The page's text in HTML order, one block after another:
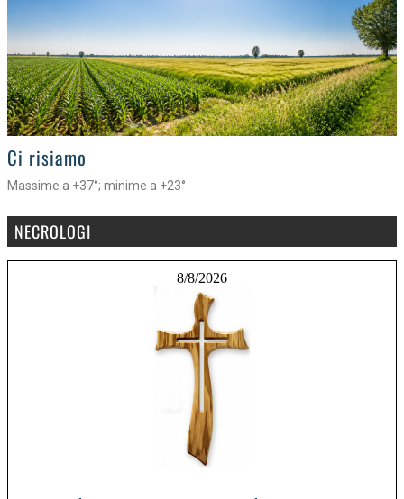
>
Ci risiamo
Massime a +37°; minime a +23°
NECROLOGI
8/8/2026